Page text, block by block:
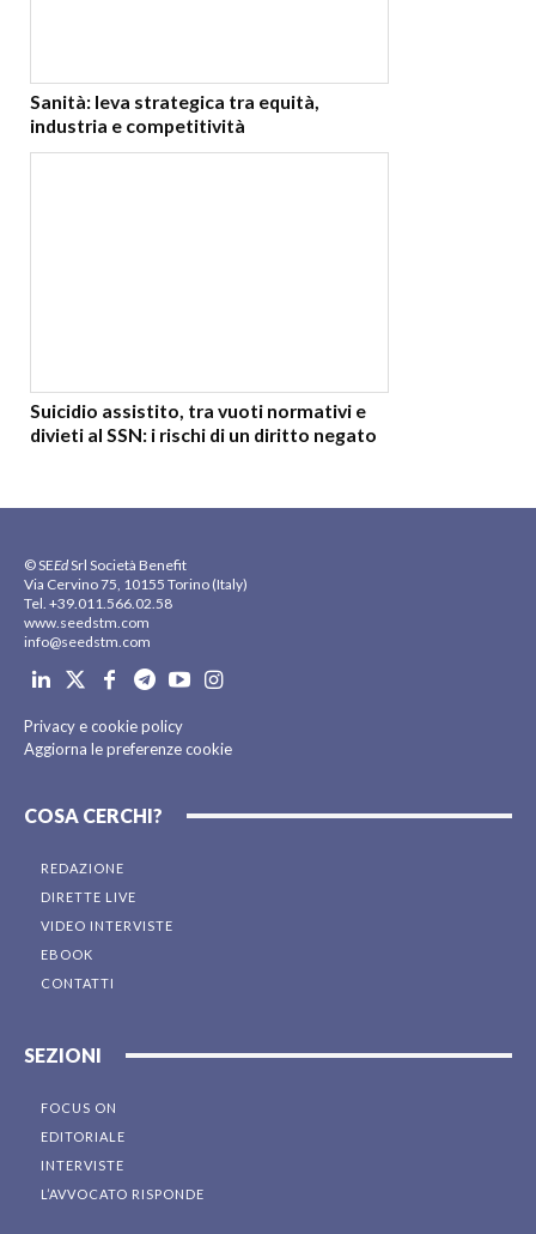
Sanità: leva strategica tra equità,
industria e competitività
Suicidio assistito, tra vuoti normativi e
divieti al SSN: i rischi di un diritto negato
© SEEdSrl Società Benefit
Via Cervino 75, 10155 Torino (Italy)
Tel. +39.011.566.02.58
www.seedstm.com
info@seedstm.com
Privacy e cookie policy
Aggiorna le preferenze cookie
COSA CERCHI?
REDAZIONE
DIRETTE LIVE
VIDEO INTERVISTE
EBOOK
CONTATTI
SEZIONI
FOCUS ON
EDITORIALE
INTERVISTE
L’AVVOCATO RISPONDE